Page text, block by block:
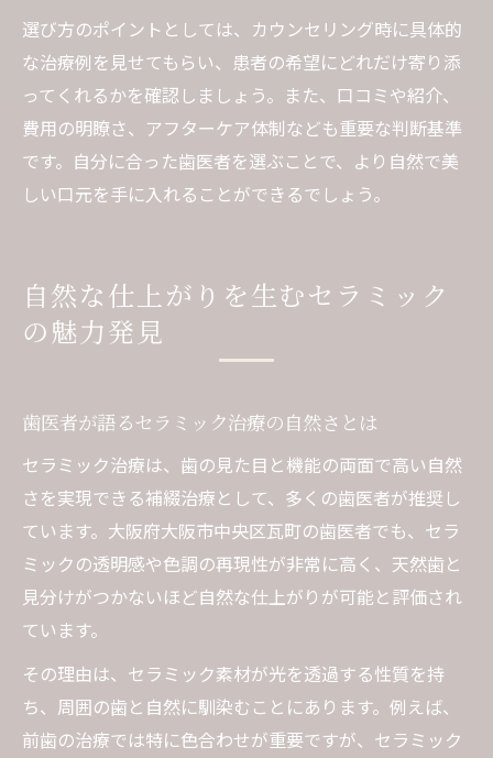
選び方のポイントとしては、カウンセリング時に具体的
な治療例を見せてもらい、患者の希望にどれだけ寄り添
ってくれるかを確認しましょう。また、口コミや紹介、
費用の明瞭さ、アフターケア体制なども重要な判断基準
です。自分に合った歯医者を選ぶことで、より自然で美
しい口元を手に入れることができるでしょう。
自然な仕上がりを生むセラミック
の魅力発見
歯医者が語るセラミック治療の自然さとは
セラミック治療は、歯の見た目と機能の両面で高い自然
さを実現できる補綴治療として、多くの歯医者が推奨し
ています。大阪府大阪市中央区瓦町の歯医者でも、セラ
ミックの透明感や色調の再現性が非常に高く、天然歯と
見分けがつかないほど自然な仕上がりが可能と評価され
ています。
その理由は、セラミック素材が光を透過する性質を持
ち、周囲の歯と自然に馴染むことにあります。例えば、
前歯の治療では特に色合わせが重要ですが、セラミック